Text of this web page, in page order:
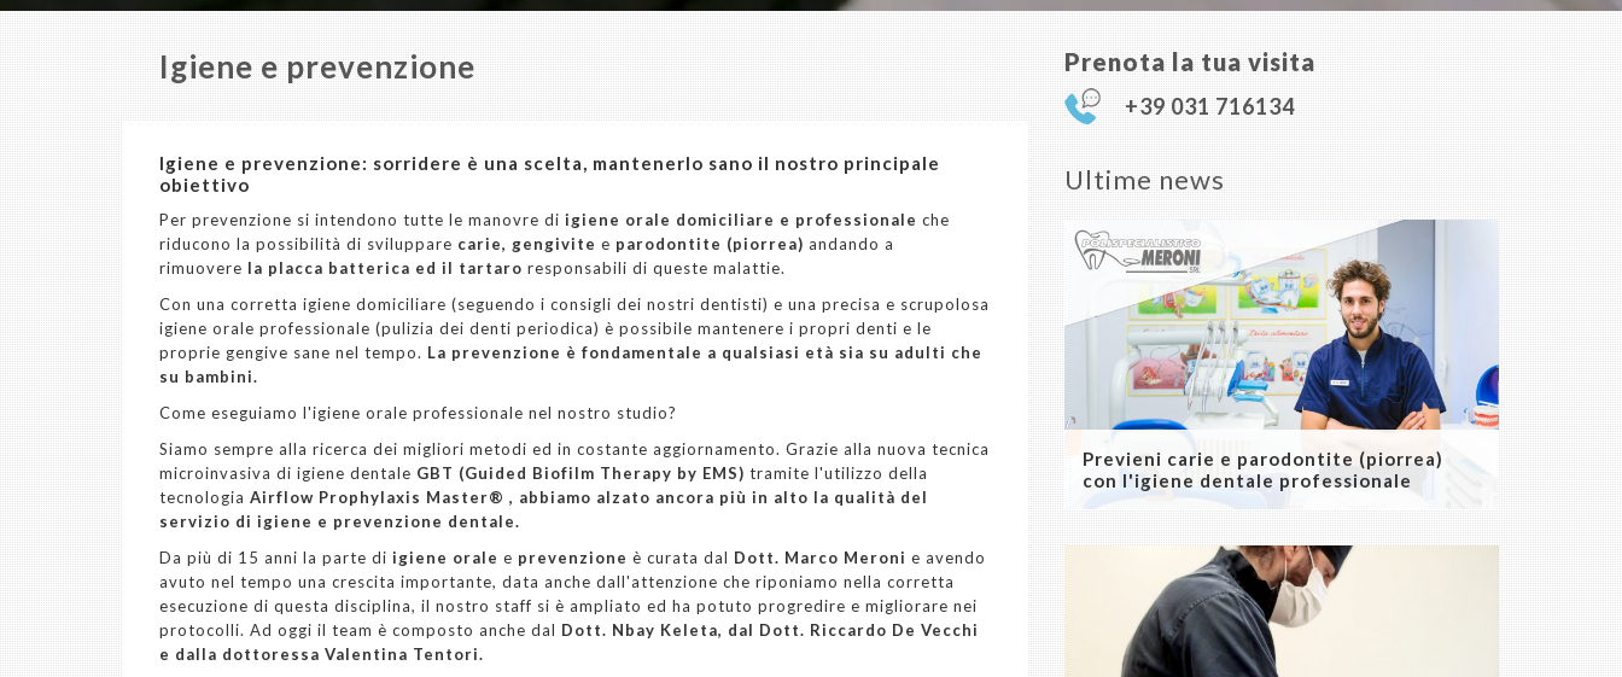
Igiene e prevenzione
Igiene e prevenzione: sorridere è una scelta, mantenerlo sano il nostro principale
obiettivo
Per prevenzione si intendono tutte le manovre di igiene orale domiciliare e professionale che
riducono la possibilità di sviluppare carie, gengivite e parodontite (piorrea) andando a
rimuovere la placca batterica ed il tartaro responsabili di queste malattie.
Con una corretta igiene domiciliare (seguendo i consigli dei nostri dentisti) e una precisa e scrupolosa
igiene orale professionale (pulizia dei denti periodica) è possibile mantenere i propri denti e le
proprie gengive sane nel tempo. La prevenzione è fondamentale a qualsiasi età sia su adulti che
su bambini.
Come eseguiamo l'igiene orale professionale nel nostro studio?
Siamo sempre alla ricerca dei migliori metodi ed in costante aggiornamento. Grazie alla nuova tecnica
microinvasiva di igiene dentale GBT (Guided Biofilm Therapy by EMS) tramite l'utilizzo della
tecnologia Airflow Prophylaxis Master® , abbiamo alzato ancora più in alto la qualità del
servizio di igiene e prevenzione dentale.
Da più di 15 anni la parte di igiene orale e prevenzione è curata dal Dott. Marco Meroni e avendo
avuto nel tempo una crescita importante, data anche dall'attenzione che riponiamo nella corretta
esecuzione di questa disciplina, il nostro staff si è ampliato ed ha potuto progredire e migliorare nei
protocolli. Ad oggi il team è composto anche dal Dott. Nbay Keleta, dal Dott. Riccardo De Vecchi
e dalla dottoressa Valentina Tentori.
Prenota la tua visita
+39 031 716134
Ultime news
Previeni carie e parodontite (piorrea)
con l'igiene dentale professionale